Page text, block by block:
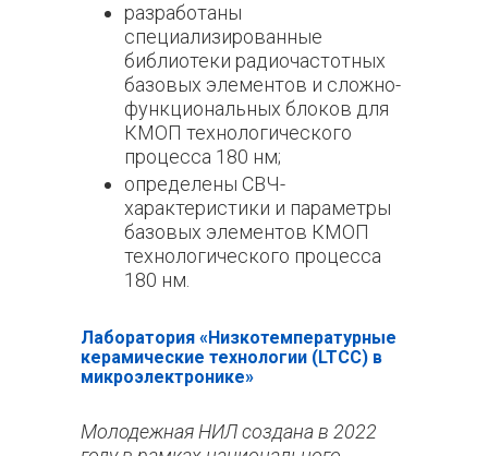
разработаны
специализированные
библиотеки радиочастотных
базовых элементов и сложно-
функциональных блоков для
КМОП технологического
процесса 180 нм;
определены СВЧ-
характеристики и параметры
базовых элементов КМОП
технологического процесса
180 нм.
Лаборатория «Низкотемпературные
керамические технологии (LTCC) в
микроэлектронике»
Молодежная НИЛ создана в 2022